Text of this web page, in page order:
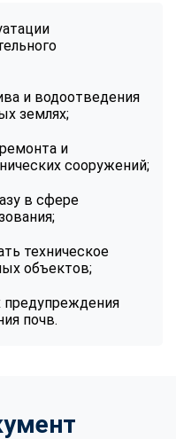
и водоотведения
землях;
и
сооружений;
в сфере
техническое
объектов;
предупреждения
почв.